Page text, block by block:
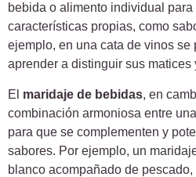
bebida o alimento individual
características propias, como
ejemplo, en una cata de vinos se
aprender a distinguir sus matices
El maridaje de bebidas, en
combinación armoniosa entre
para que se complementen y
sabores. Por ejemplo, un
blanco acompañado de